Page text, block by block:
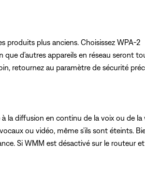
produits plus anciens. Choisissez WPA-2
d'autres appareils en réseau seront
retournez au paramètre de sécurité
la diffusion en continu de la voix ou de la
ou vidéo, même s’ils sont éteints.
Si WMM est désactivé sur le routeur